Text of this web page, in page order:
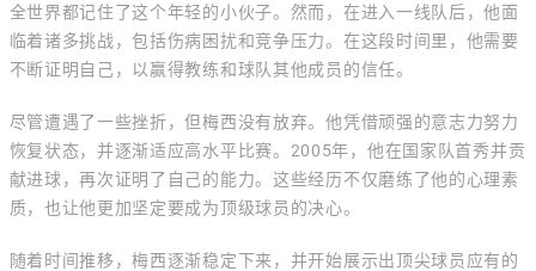
全世界都记住了这个年轻的小伙子。然而，在进入一线队后，他面
临着诸多挑战，包括伤病困扰和竞争压力。在这段时间里，他需要
不断证明自己，以赢得教练和球队其他成员的信任。
尽管遭遇了一些挫折，但梅西没有放弃。他凭借顽强的意志力努力
恢复状态，并逐渐适应高水平比赛。2005年，他在国家队首秀并贡
献进球，再次证明了自己的能力。这些经历不仅磨练了他的心理素
质，也让他更加坚定要成为顶级球员的决心。
随着时间推移，梅西逐渐稳定下来，并开始展示出顶尖球员应有的